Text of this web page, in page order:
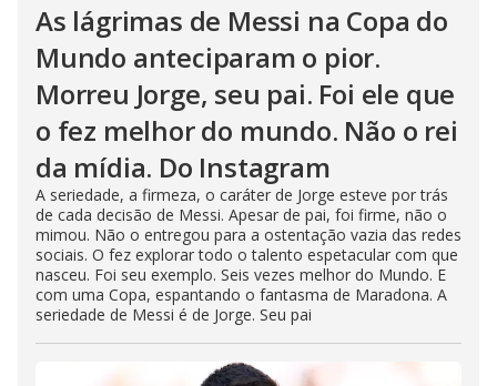
As lágrimas de Messi na Copa do
Mundo anteciparam o pior.
Morreu Jorge, seu pai. Foi ele que
o fez melhor do mundo. Não o rei
da mídia. Do Instagram
A seriedade, a firmeza, o caráter de Jorge esteve por trás
de cada decisão de Messi. Apesar de pai, foi firme, não o
mimou. Não o entregou para a ostentação vazia das redes
sociais. O fez explorar todo o talento espetacular com que
nasceu. Foi seu exemplo. Seis vezes melhor do Mundo. E
com uma Copa, espantando o fantasma de Maradona. A
seriedade de Messi é de Jorge. Seu pai